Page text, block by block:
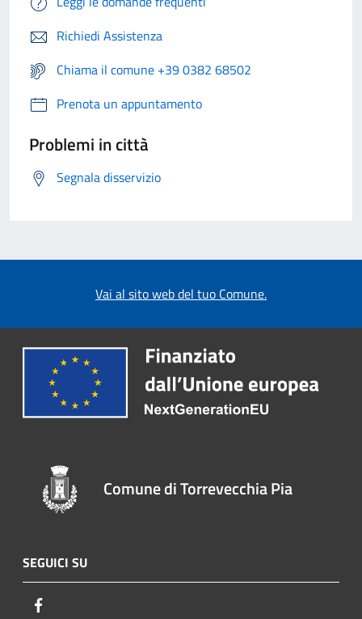
Richiedi Assistenza
Chiama il comune +39 0382 68502
Prenota un appuntamento
Problemi in città
Segnala disservizio
Vai al sito web del tuo Comune.
Comune di Torrevecchia Pia
SEGUICI SU